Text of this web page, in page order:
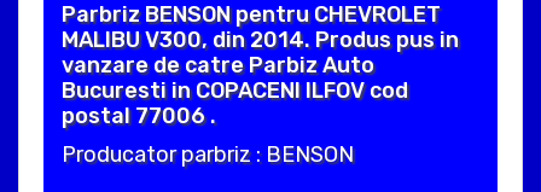
Parbriz BENSON pentru CHEVROLET
MALIBU V300, din 2014. Produs pus in
vanzare de catre Parbiz Auto
Bucuresti in COPACENI ILFOV cod
postal 77006 .
Producator parbriz : BENSON